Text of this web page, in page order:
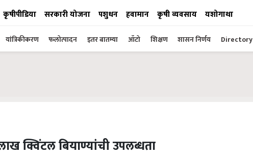
कृषीपीडिया सरकारी योजना पशुधन हवामान कृषी व्यवसाय यशोगाथा
यांत्रिकीकरण फलोत्पादन इतर बातम्या ऑटो शिक्षण शासन निर्णय Directory
क्विंटल बियाण्यांची उपलब्धता